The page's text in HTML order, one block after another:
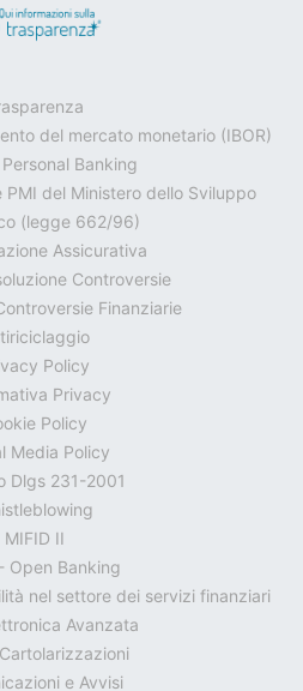
del mercato monetario (IBOR)
Banking
del Ministero dello Sviluppo
(legge 662/96)
Assicurativa
Controversie
Finanziarie
Policy
Privacy
Policy
Media Policy
Dlgs 231-2001
MIFID II
Open Banking
nel settore dei servizi finanziari
Avanzata
e Avvisi